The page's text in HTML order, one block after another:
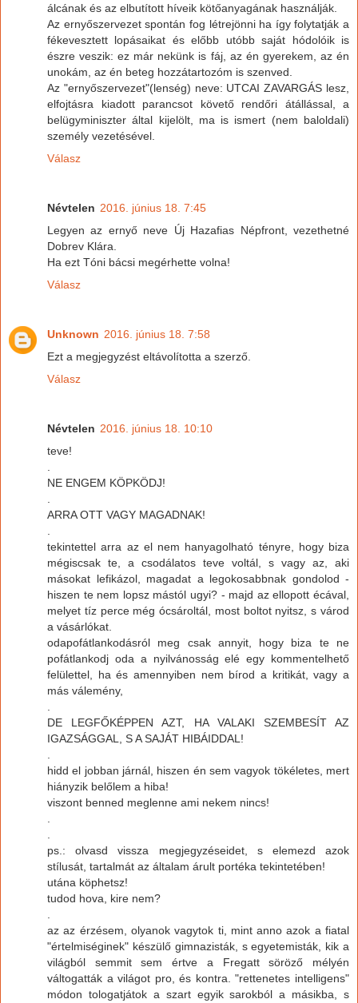
álcának és az elbutított híveik kötőanyagának használják.
Az ernyőszervezet spontán fog létrejönni ha így folytatják a
fékevesztett lopásaikat és előbb utóbb saját hódolóik is
észre veszik: ez már nekünk is fáj, az én gyerekem, az én
unokám, az én beteg hozzátartozóm is szenved.
Az "ernyőszervezet"(lenség) neve: UTCAI ZAVARGÁS lesz,
elfojtásra kiadott parancsot követő rendőri átállással, a
belügyminiszter által kijelölt, ma is ismert (nem baloldali)
személy vezetésével.
Válasz
Névtelen 2016. június 18. 7:45
Legyen az ernyő neve Új Hazafias Népfront, vezethetné
Dobrev Klára.
Ha ezt Tóni bácsi megérhette volna!
Válasz
Unknown 2016. június 18. 7:58
Ezt a megjegyzést eltávolította a szerző.
Válasz
Névtelen 2016. június 18. 10:10
teve!
.
NE ENGEM KÖPKÖDJ!
.
ARRA OTT VAGY MAGADNAK!
.
tekintettel arra az el nem hanyagolható tényre, hogy biza
mégiscsak te, a csodálatos teve voltál, s vagy az, aki
másokat lefikázol, magadat a legokosabbnak gondolod -
hiszen te nem lopsz mástól ugyi? - majd az ellopott écával,
melyet tíz perce még ócsároltál, most boltot nyitsz, s várod
a vásárlókat.
odapofátlankodásról meg csak annyit, hogy biza te ne
pofátlankodj oda a nyilvánosság elé egy kommentelhető
felülettel, ha és amennyiben nem bírod a kritikát, vagy a
más válemény,
.
DE LEGFŐKÉPPEN AZT, HA VALAKI SZEMBESÍT AZ
IGAZSÁGGAL, S A SAJÁT HIBÁIDDAL!
.
hidd el jobban járnál, hiszen én sem vagyok tökéletes, mert
hiányzik belőlem a hiba!
viszont benned meglenne ami nekem nincs!
.
.
ps.: olvasd vissza megjegyzéseidet, s elemezd azok
stílusát, tartalmát az általam árult portéka tekintetében!
utána köphetsz!
tudod hova, kire nem?
.
az az érzésem, olyanok vagytok ti, mint anno azok a fiatal
"értelmiséginek" készülő gimnazisták, s egyetemisták, kik a
világból semmit sem értve a Fregatt söröző mélyén
váltogatták a világot pro, és kontra. "rettenetes intelligens"
módon tologatjátok a szart egyik sarokból a másikba, s